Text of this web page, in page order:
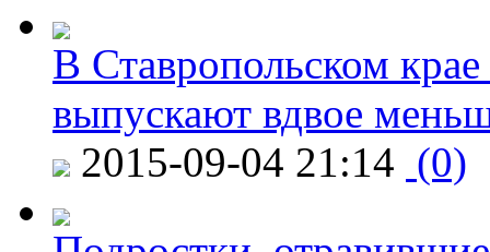
В Ставропольском
выпускают вдвое
2015-09-04 21:14 (0)